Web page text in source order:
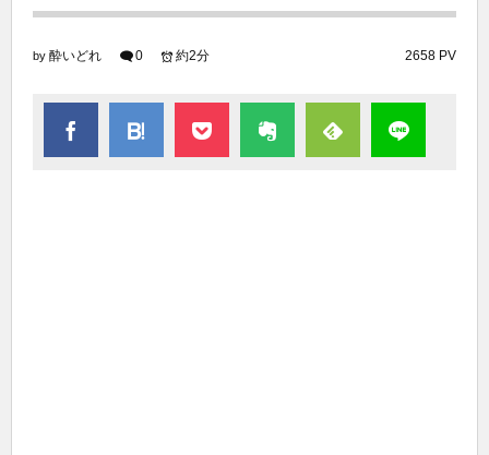
by 酔いどれ 0 2658 PV
約2分